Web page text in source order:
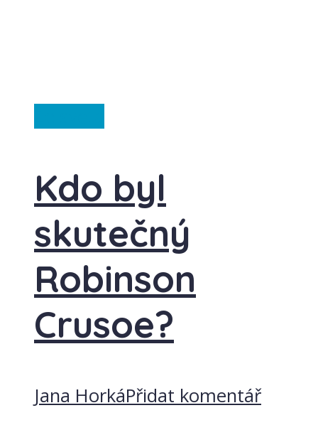
Kdo byl
skutečný
Robinson
Crusoe?
Jana HorkáPřidat komentář